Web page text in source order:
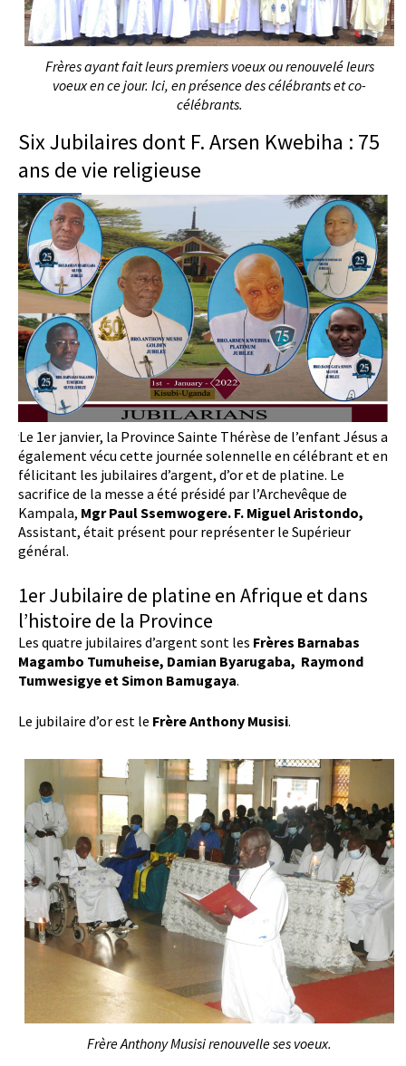
Frères ayant fait leurs premiers voeux ou renouvelé leurs
voeux en ce jour. Ici, en présence des célébrants et co-
célébrants.
Six Jubilaires dont F. Arsen Kwebiha : 75
ans de vie religieuse
Le 1er janvier, la Province Sainte Thérèse de l’enfant Jésus a
également vécu cette journée solennelle en célébrant et en
félicitant les jubilaires d’argent, d’or et de platine. Le
sacrifice de la messe a été présidé par l’Archevêque de
Kampala, Mgr Paul Ssemwogere. F. Miguel Aristondo,
Assistant, était présent pour représenter le Supérieur
général.
1er Jubilaire de platine en Afrique et dans
l’histoire de la Province
Les quatre jubilaires d’argent sont les Frères Barnabas
Magambo Tumuheise, Damian Byarugaba, Raymond
Tumwesigye et Simon Bamugaya.
Le jubilaire d’or est le Frère Anthony Musisi.
Frère Anthony Musisi renouvelle ses voeux.